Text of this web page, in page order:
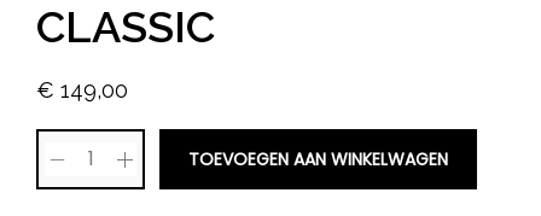
CLASSIC
€ 149,00
TOEVOEGEN AAN WINKELWAGEN